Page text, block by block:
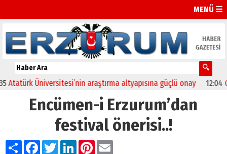
MENÜ ☰
Üniversitesi’nin araştırma altyapısına güçlü onay 12:04
Encümen-i Erzurum’dan
festival önerisi..!
PaylaşFacebook
TwitterLinkedIn
Pinterest
Email